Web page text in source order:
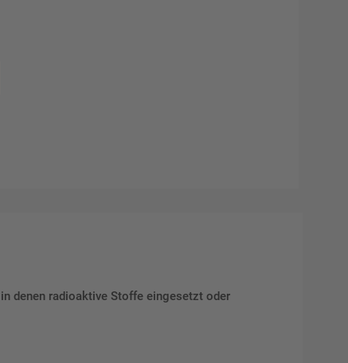
denen radioaktive Stoffe eingesetzt oder